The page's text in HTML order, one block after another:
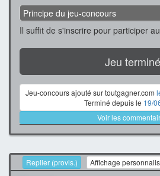
Principe du jeu-concours
Il suffit de s'inscrire pour participer
Jeu terminé
Jeu-concours ajouté sur toutgagner.com
Terminé depuis le 19/
Voir les
Replier (provis.) Affichage